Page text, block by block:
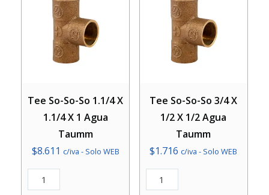
cantidad
cantidad
Tee So-So-So 1.1/4 X
1.1/4 X 1 Agua
Taumm
$8.611 c/iva - Solo WEB
Tee
Tee So-So-So 3/4 X
1/2 X 1/2 Agua
Taumm
$1.716 c/iva - Solo WEB
Tee